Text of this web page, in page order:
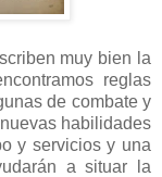
muy bien la
reglas
de combate y
habilidades
y servicios y una
a situar la